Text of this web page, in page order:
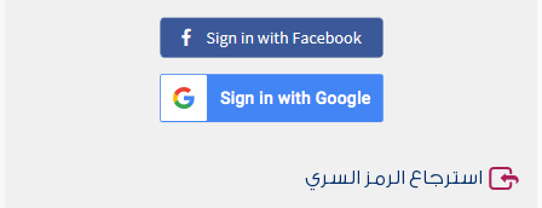
استرجاع الرمز السري